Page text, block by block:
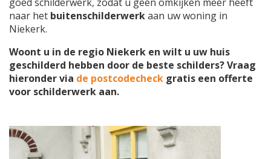
naar het buitenschilderwerkaan uw woning in
Niekerk.
Woont u in de regio Niekerk en wilt u uw huis
geschilderd hebben door de beste schilders? Vraag
hieronder via de postcodecheck gratis een offerte
voor schilderwerk aan.